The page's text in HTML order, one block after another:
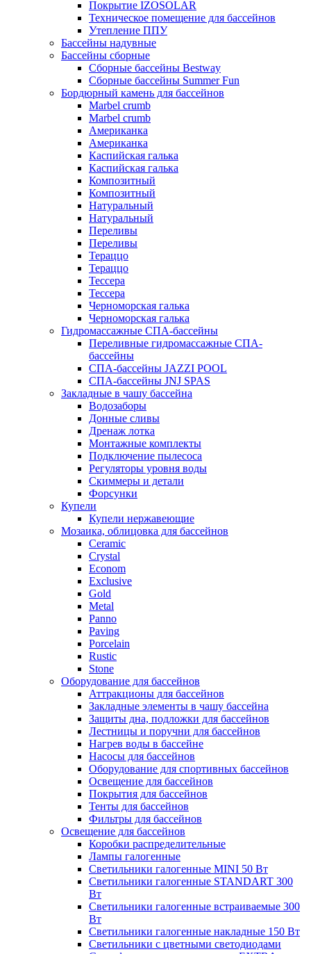
Покрытие IZOSOLAR
Техническое помещение для бассейнов
Утепление ППУ
Бассейны надувные
Бассейны сборные
Сборные бассейны Bestway
Сборные бассейны Summer Fun
Бордюрный камень для бассейнов
Marbel crumb
Marbel crumb
Американка
Американка
Каспийская галька
Каспийская галька
Композитный
Композитный
Натуральный
Натуральный
Переливы
Переливы
Тераццо
Тераццо
Тессера
Тессера
Черноморская галька
Черноморская галька
Гидромассажные СПА-бассейны
Переливные гидромассажные СПА-
бассейны
СПА-бассейны JAZZI POOL
СПА-бассейны JNJ SPAS
Закладные в чашу бассейна
Водозаборы
Донные сливы
Дренаж лотка
Монтажные комплекты
Подключение пылесоса
Регуляторы уровня воды
Скиммеры и детали
Форсунки
Купели
Купели нержавеющие
Мозаика, облицовка для бассейнов
Ceramic
Crystal
Econom
Exclusive
Gold
Metal
Panno
Paving
Porcelain
Rustic
Stone
Оборудование для бассейнов
Аттракционы для бассейнов
Закладные элементы в чашу бассейна
Защиты дна, подложки для бассейнов
Лестницы и поручни для бассейнов
Нагрев воды в бассейне
Насосы для бассейнов
Оборудование для спортивных бассейнов
Освещение для бассейнов
Покрытия для бассейнов
Тенты для бассейнов
Фильтры для бассейнов
Освещение для бассейнов
Коробки распределительные
Лампы галогенные
Светильники галогенные MINI 50 Вт
Светильники галогенные STANDART 300
Вт
Светильники галогенные встраиваемые 300
Вт
Светильники галогенные накладные 150 Вт
Светильники с цветными светодиодами